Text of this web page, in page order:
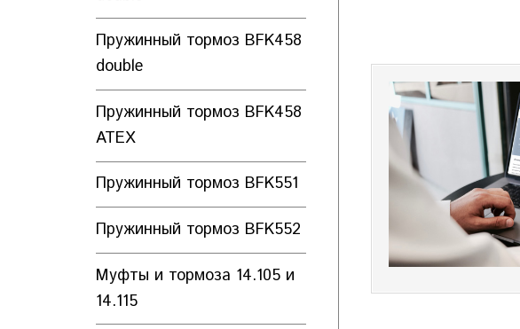
Пружинный тормоз BFK458
double
Пружинный тормоз BFK458
ATEX
Пружинный тормоз BFK551
Пружинный тормоз BFK552
Муфты и тормоза 14.105 и
14.115